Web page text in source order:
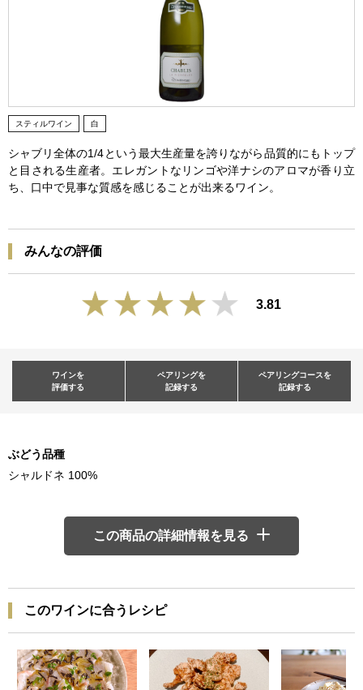
スティルワイン 白
シャブリ全体の1/4という最大生産量を誇りながら品質的にもトップ
と目される生産者。エレガントなリンゴや洋ナシのアロマが香り立
ち、口中で見事な質感を感じることが出来るワイン。
みんなの評価
3.81
ワインを
評価する
ペアリングを
記録する
ペアリングコースを
記録する
ぶどう品種
シャルドネ 100%
この商品の詳細情報を見る
このワインに合うレシピ